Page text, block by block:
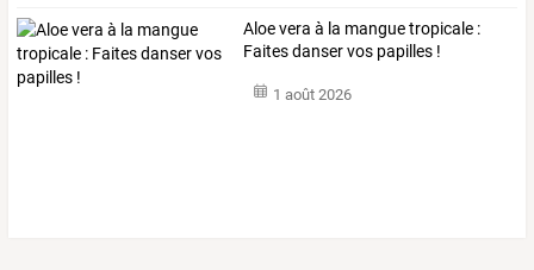
Aloe vera à la mangue tropicale :
Faites danser vos papilles !
1 août 2026